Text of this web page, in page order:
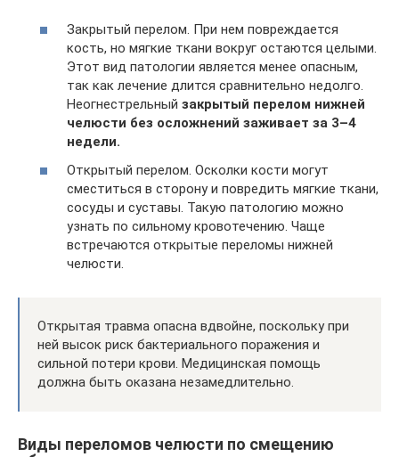
Закрытый перелом. При нем повреждается
кость, но мягкие ткани вокруг остаются целыми.
Этот вид патологии является менее опасным,
так как лечение длится сравнительно недолго.
Неогнестрельный закрытый перелом нижней
челюсти без осложнений заживает за 3–4
недели.
Открытый перелом. Осколки кости могут
сместиться в сторону и повредить мягкие ткани,
сосуды и суставы. Такую патологию можно
узнать по сильному кровотечению. Чаще
встречаются открытые переломы нижней
челюсти.
Открытая травма опасна вдвойне, поскольку при
ней высок риск бактериального поражения и
сильной потери крови. Медицинская помощь
должна быть оказана незамедлительно.
Виды переломов челюсти по смещению